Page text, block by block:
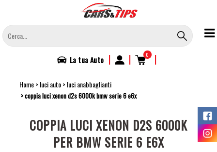
contenuto
principale
La tuaAuto | | 0 |
Home luci auto luci anabbaglianti
coppia luci xenon d2s 6000k bmw serie 6 e6x
COPPIA LUCI XENON D2S 6000K
PER BMW SERIE 6 E6X